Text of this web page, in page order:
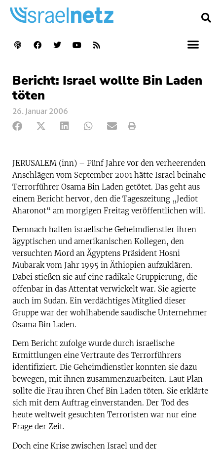
Bericht: Israel wollte Bin Laden
töten
26. Januar 2006
JERUSALEM (inn) – Fünf Jahre vor den verheerenden
Anschlägen vom September 2001 hätte Israel beinahe
Terrorführer Osama Bin Laden getötet. Das geht aus
einem Bericht hervor, den die Tageszeitung „Jediot
Aharonot“ am morgigen Freitag veröffentlichen will.
Demnach halfen israelische Geheimdienstler ihren
ägyptischen und amerikanischen Kollegen, den
versuchten Mord an Ägyptens Präsident Hosni
Mubarak vom Jahr 1995 in Äthiopien aufzuklären.
Dabei stießen sie auf eine radikale Gruppierung, die
offenbar in das Attentat verwickelt war. Sie agierte
auch im Sudan. Ein verdächtiges Mitglied dieser
Gruppe war der wohlhabende saudische Unternehmer
Osama Bin Laden.
Dem Bericht zufolge wurde durch israelische
Ermittlungen eine Vertraute des Terrorführers
identifiziert. Die Geheimdienstler konnten sie dazu
bewegen, mit ihnen zusammenzuarbeiten. Laut Plan
sollte die Frau ihren Chef Bin Laden töten. Sie erklärte
sich mit dem Auftrag einverstanden. Der Tod des
heute weltweit gesuchten Terroristen war nur eine
Frage der Zeit.
Doch eine Krise zwischen Israel und der